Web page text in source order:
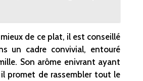
de ce plat, il est conseillé
un cadre convivial, entouré
Son arôme enivrant ayant
promet de rassembler tout le